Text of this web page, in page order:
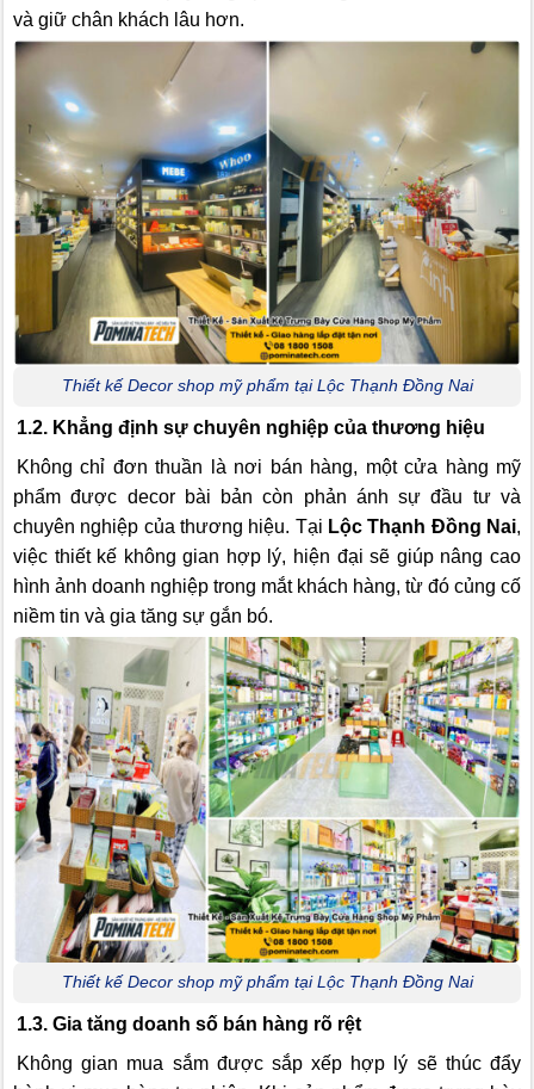
và giữ chân khách lâu hơn.
Thiết kế Decor shop mỹ phẩm tại Lộc Thạnh Đồng Nai
1.2. Khẳng định sự chuyên nghiệp của thương hiệu
Không chỉ đơn thuần là nơi bán hàng, một cửa hàng mỹ
phẩm được decor bài bản còn phản ánh sự đầu tư và
chuyên nghiệp của thương hiệu. Tại Lộc Thạnh Đồng Nai,
việc thiết kế không gian hợp lý, hiện đại sẽ giúp nâng cao
hình ảnh doanh nghiệp trong mắt khách hàng, từ đó củng cố
niềm tin và gia tăng sự gắn bó.
Thiết kế Decor shop mỹ phẩm tại Lộc Thạnh Đồng Nai
1.3. Gia tăng doanh số bán hàng rõ rệt
Không gian mua sắm được sắp xếp hợp lý sẽ thúc đẩy